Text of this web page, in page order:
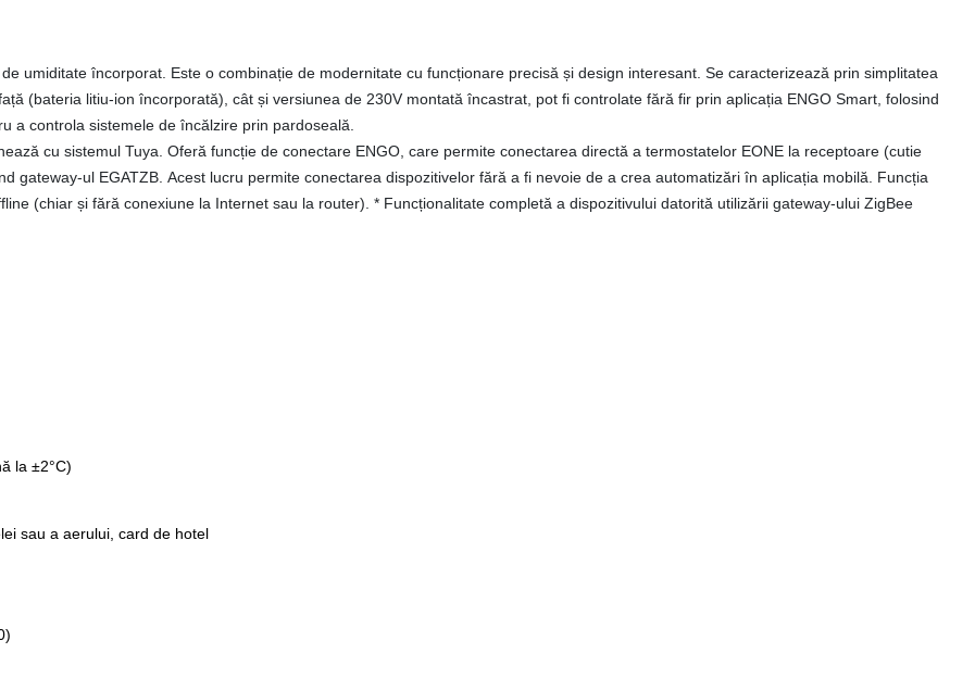
umiditate încorporat. Este o combinație de modernitate cu funcționare precisă și design interesant. Se caracterizează prin simplitatea
(bateria litiu-ion încorporată), cât și versiunea de 230V montată încastrat, pot fi controlate fără fir prin aplicația ENGO Smart, folosind
a controla sistemele de încălzire prin pardoseală.
cu sistemul Tuya. Oferă funcție de conectare ENGO, care permite conectarea directă a termostatelor EONE la receptoare (cutie
gateway-ul EGATZB. Acest lucru permite conectarea dispozitivelor fără a fi nevoie de a crea automatizări în aplicația mobilă. Funcția
(chiar și fără conexiune la Internet sau la router). * Funcționalitate completă a dispozitivului datorită utilizării gateway-ului ZigBee
la ±2°C)
sau a aerului, card de hotel